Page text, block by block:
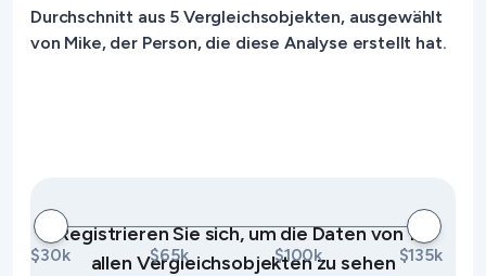
Durchschnitt aus 5 Vergleichsobjekten, ausgewählt
von Mike, der Person, die diese Analyse erstellt hat.
$30k $65k $100k $135k
Registrieren Sie sich, um die Daten von 10
allen Vergleichsobjekten zu sehen